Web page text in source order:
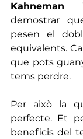
demostrar
pesen el
equivalents.
que pots
tems perdre.
Per això la
perfecte. Et
beneficis del